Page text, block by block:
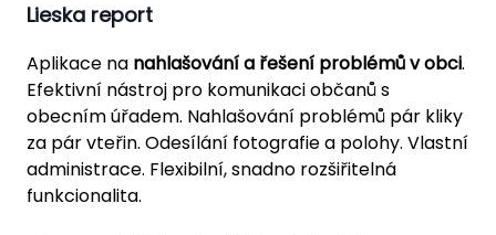
Lieska report
Aplikace na nahlašování a řešení problémů v obci.
Efektivní nástroj pro komunikaci občanů s
obecním úřadem. Nahlašování problémů pár kliky
za pár vteřin. Odesílání fotografie a polohy. Vlastní
administrace. Flexibilní, snadno rozšiřitelná
funkcionalita.